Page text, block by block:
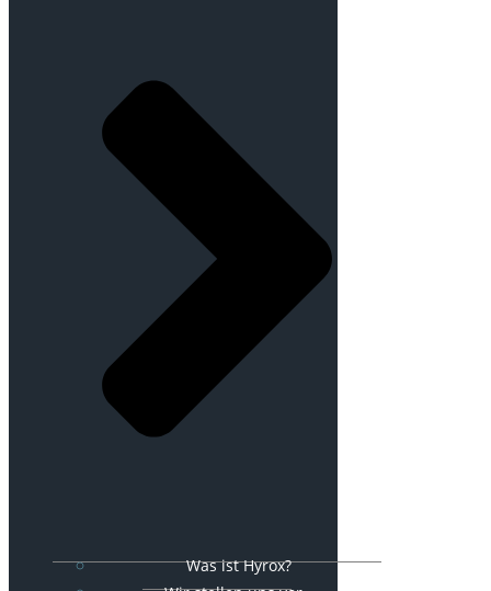
Was ist Hyrox?